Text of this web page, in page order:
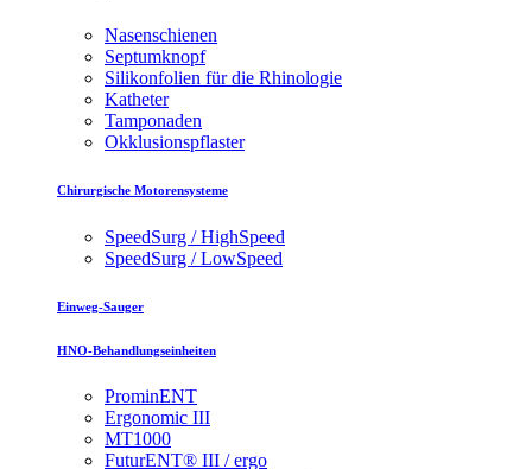
Nasenschienen
Septumknopf
Silikonfolien für die Rhinologie
Katheter
Tamponaden
Okklusionspflaster
Chirurgische Motorensysteme
SpeedSurg / HighSpeed
SpeedSurg / LowSpeed
Einweg-Sauger
HNO-Behandlungseinheiten
ProminENT
Ergonomic III
MT1000
FuturENT® III / ergo